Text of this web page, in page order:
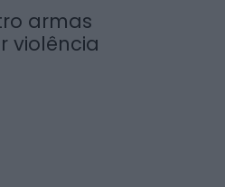
armas
violência